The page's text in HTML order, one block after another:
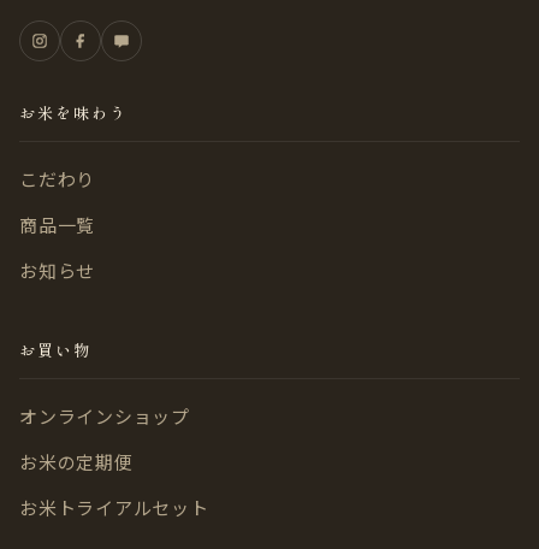
お米を味わう
こだわり
商品一覧
お知らせ
お買い物
オンラインショップ
お米の定期便
お米トライアルセット